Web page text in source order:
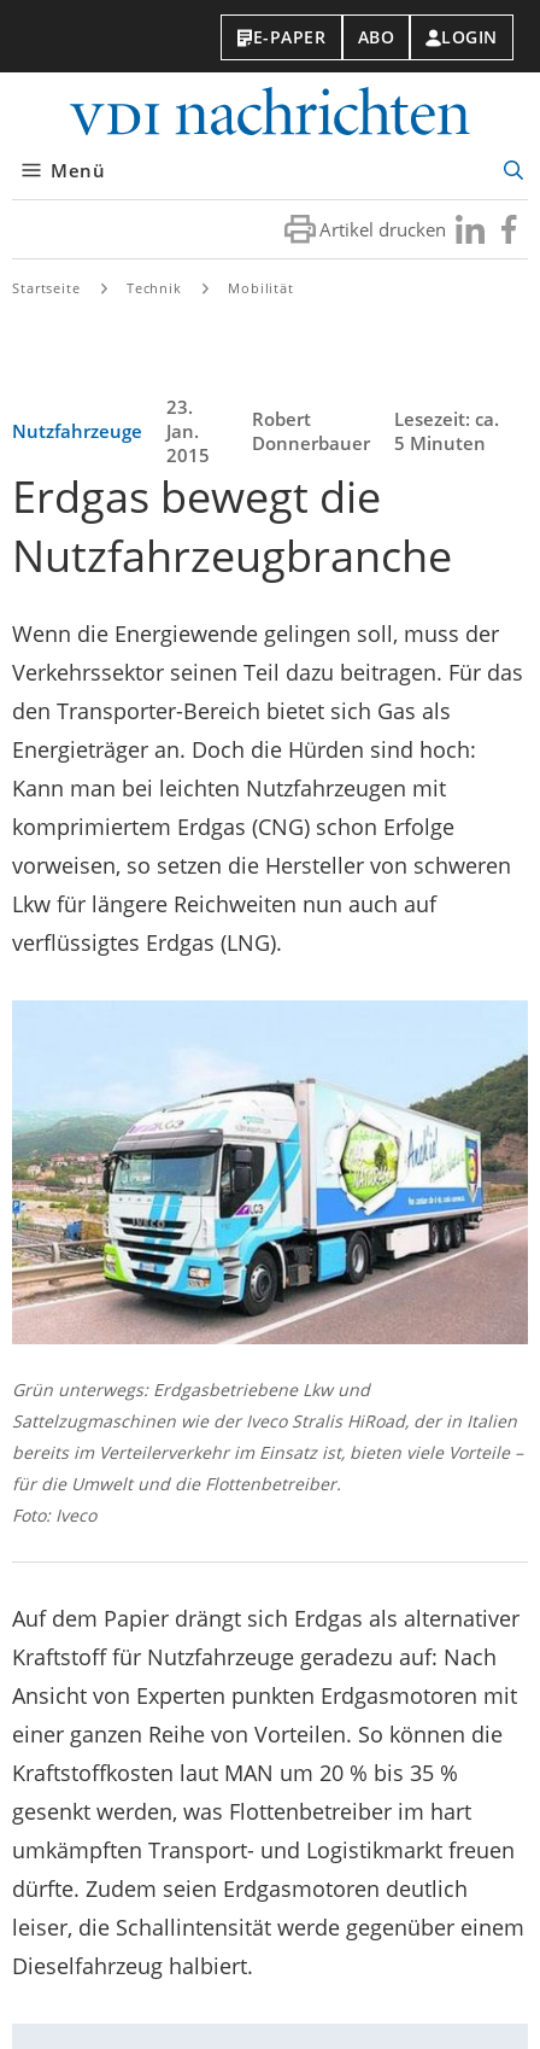
E-PAPER ABO LOGIN
Menü
Artikel drucken Besuchen
Sie
Sie
Startseite Technik Mobilität
Nutzfahrzeuge
23.
Jan.
2015
Robert
Donnerbauer
Lesezeit: ca.
5 Minuten
Erdgas bewegt die
Nutzfahrzeugbranche
Wenn die Energiewende gelingen soll, muss der
Verkehrssektor seinen Teil dazu beitragen. Für das
den Transporter-Bereich bietet sich Gas als
Energieträger an. Doch die Hürden sind hoch:
Kann man bei leichten Nutzfahrzeugen mit
komprimiertem Erdgas (CNG) schon Erfolge
vorweisen, so setzen die Hersteller von schweren
Lkw für längere Reichweiten nun auch auf
verflüssigtes Erdgas (LNG).
Grün unterwegs: Erdgasbetriebene Lkw und
Sattelzugmaschinen wie der Iveco Stralis HiRoad, der in Italien
bereits im Verteilerverkehr im Einsatz ist, bieten viele Vorteile –
für die Umwelt und die Flottenbetreiber.
Foto: Iveco
Auf dem Papier drängt sich Erdgas als alternativer
Kraftstoff für Nutzfahrzeuge geradezu auf: Nach
Ansicht von Experten punkten Erdgasmotoren mit
einer ganzen Reihe von Vorteilen. So können die
Kraftstoffkosten laut MAN um 20 % bis 35 %
gesenkt werden, was Flottenbetreiber im hart
umkämpften Transport- und Logistikmarkt freuen
dürfte. Zudem seien Erdgasmotoren deutlich
leiser, die Schallintensität werde gegenüber einem
Dieselfahrzeug halbiert.